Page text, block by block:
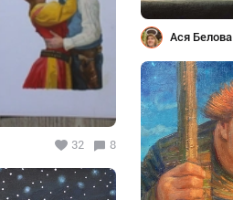
32 8
Ася Белова